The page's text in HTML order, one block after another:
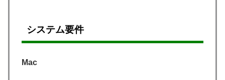
システム要件
Mac